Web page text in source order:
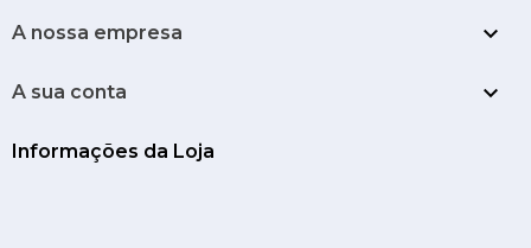
A nossa empresa 
A sua conta 
Informações da Loja